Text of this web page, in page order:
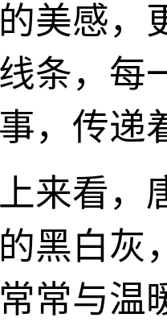
美感，
条，每
，传递
来看，
黑白灰
常与温